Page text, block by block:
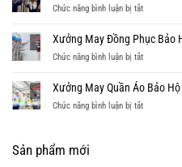
Hộ
Động
Tại
Quận
Quần
Bảo
Hộ
Quận
Chức năng bình luận bị tắtở
Chỉ
Quần
Bảo
Hộ
Xưởng May Đồng Phục Bảo
Chức năng bình luận bị tắtở
May
Phục
Xưởng May Quần Áo Bảo Hộ
Chức năng bình luận bị tắtở
Sản phẩm mới